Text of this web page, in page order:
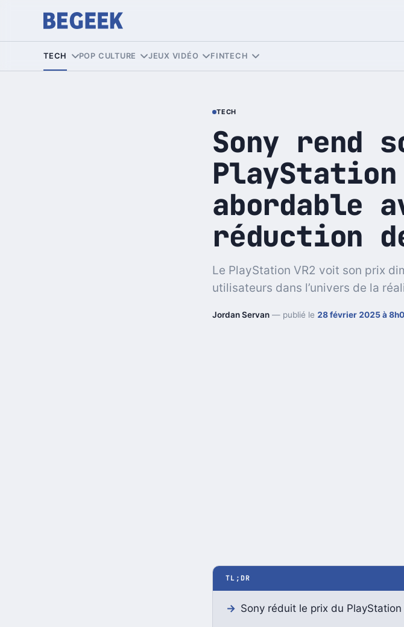
TECH POP CULTURE JEUX VIDÉO FINTECH
TECH
Sony rend
abordable
réduction
Le PlayStation VR2 voit son prix
utilisateurs dans l’univers de la
Jordan Servan — publié le 28 février 2025 à
TL;DR
Sony réduit le prix du PlayStation